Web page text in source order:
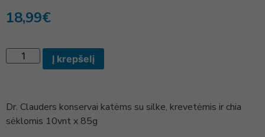
18,99€
Į krepšelį
Dr. Clauders konservai katėms su silke, krevetėmis ir chia
sėklomis 10vnt x 85g